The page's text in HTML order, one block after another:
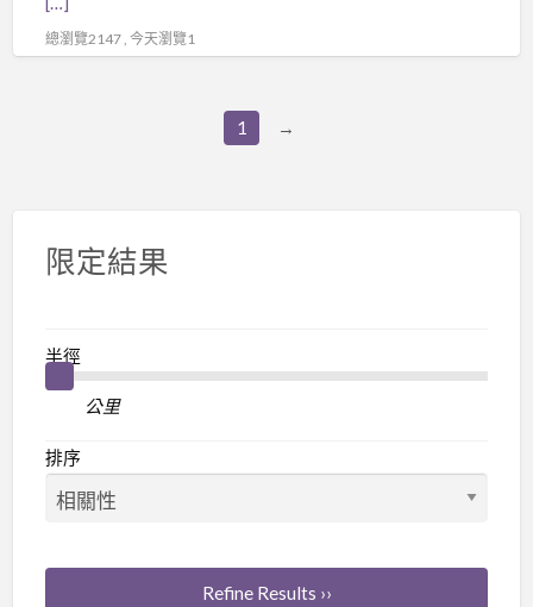
總瀏覽2147 , 今天瀏覽1
1 →
限定結果
半徑
公里
排序
Refine Results ››